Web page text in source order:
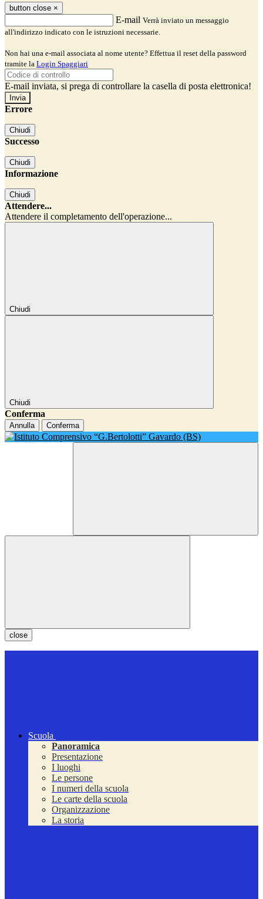
button close ×
E-mail Verrà inviato un messaggio
all'indirizzo indicato con le istruzioni necessarie.
Non hai una e-mail associata al nome utente? Effettua il reset della password
tramite la Login Spaggiari
E-mail inviata, si prega di controllare la casella di posta elettronica!
Errore
Chiudi
Successo
Chiudi
Informazione
Chiudi
Attendere...
Attendere il completamento dell'operazione...
Chiudi
Chiudi
Conferma
Annulla Conferma
close
Scuola
Panoramica
Presentazione
I luoghi
Le persone
I numeri della scuola
Le carte della scuola
Organizzazione
La storia